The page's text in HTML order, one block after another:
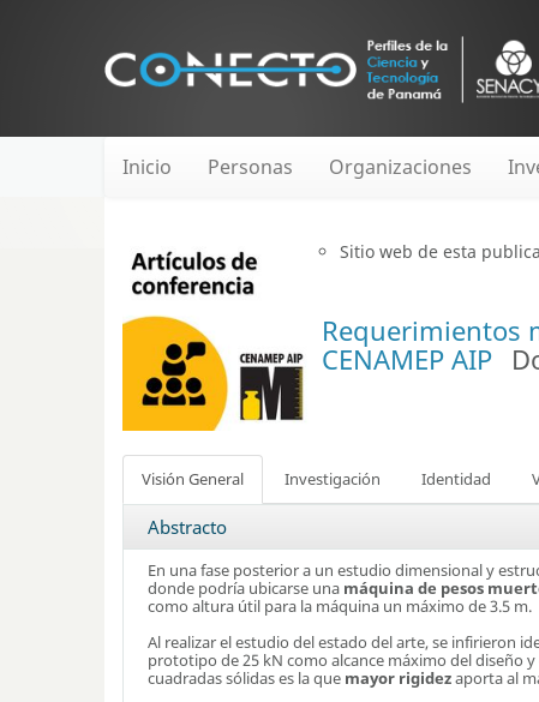
Inicio Personas Organizaciones
Requerimientos
CENAMEP AIP
Sitio web de esta
Visión General Investigación Identidad
Abstracto
En una fase posterior a un estudio dimensional y
donde podría ubicarse una máquina de pesos
como altura útil para la máquina un máximo de 3.5 m.
Al realizar el estudio del estado del arte, se infirieron
prototipo de 25 kN como alcance máximo del diseño
cuadradas sólidas es la que mayor rigidezaporta al